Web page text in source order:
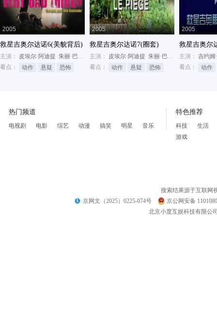
2005
救星吉奥尔达诺6(美貌背后)
主演： 皮埃尔·阿迪提 朱丽·巴塔伊
菲利普·卡鲁瓦
看点：
动作 悬疑 恐怖
2005
救星吉奥尔达诺7(圈套)
主演： 皮埃尔·阿迪提 朱丽·巴塔伊
伊丽莎白·布
看点：
动作 悬疑 恐怖
2005
救星吉奥尔
主演： 吉约姆
看点：
动作
热门频道
电视剧 电影 综艺 动漫 搞笑 明星 音乐
特色推荐
科技
生活
游戏
搜索结果源于互联网
京网文（2025）0225-074号
京公网安备
北京小度互娱科技有限公